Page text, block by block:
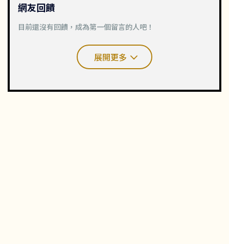
網友回饋
目前還沒有回饋，成為第一個留言的人吧！
展開更多